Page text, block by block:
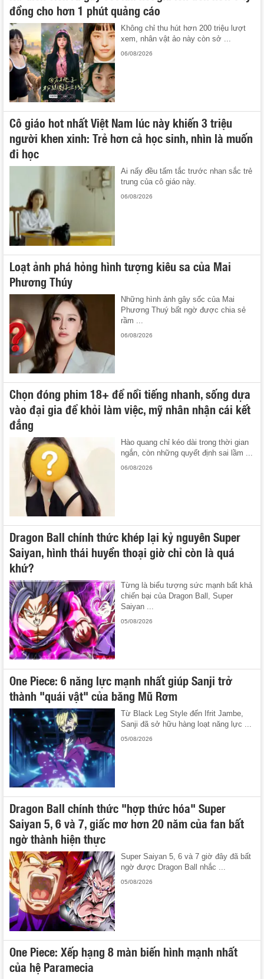
đồng cho hơn 1 phút quảng cáo
Không chỉ thu hút hơn 200 triệu lượt
xem, nhân vật ảo này còn sở ...
06/08/2026
Cô giáo hot nhất Việt Nam lúc này khiến 3 triệu
người khen xinh: Trẻ hơn cả học sinh, nhìn là muốn
đi học
Ai nấy đều tấm tắc trước nhan sắc trẻ
trung của cô giáo này.
06/08/2026
Loạt ảnh phá hỏng hình tượng kiêu sa của Mai
Phương Thúy
Những hình ảnh gây sốc của Mai
Phương Thuý bất ngờ được chia sẻ
rầm ...
06/08/2026
Chọn đóng phim 18+ để nổi tiếng nhanh, sống dựa
vào đại gia để khỏi làm việc, mỹ nhân nhận cái kết
đắng
Hào quang chỉ kéo dài trong thời gian
ngắn, còn những quyết định sai lầm ...
06/08/2026
Dragon Ball chính thức khép lại kỷ nguyên Super
Saiyan, hình thái huyền thoại giờ chỉ còn là quá
khứ?
Từng là biểu tượng sức mạnh bất khả
chiến bại của Dragon Ball, Super
Saiyan ...
05/08/2026
One Piece: 6 năng lực mạnh nhất giúp Sanji trở
thành "quái vật" của băng Mũ Rơm
Từ Black Leg Style đến Ifrit Jambe,
Sanji đã sở hữu hàng loạt năng lực ...
05/08/2026
Dragon Ball chính thức "hợp thức hóa" Super
Saiyan 5, 6 và 7, giấc mơ hơn 20 năm của fan bất
ngờ thành hiện thực
Super Saiyan 5, 6 và 7 giờ đây đã bất
ngờ được Dragon Ball nhắc ...
05/08/2026
One Piece: Xếp hạng 8 màn biến hình mạnh nhất
của hệ Paramecia